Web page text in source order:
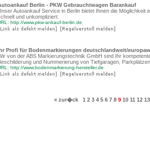
Berlin - PKW Gebrauchtwagen Barankauf
Autoankauf Service in Berlin bietet Ihnen die Möglichkeit
und unkompliziert.
http://www.pkw-ankauf-berlin.de
Profi für Bodenmarkierungen deutschlandweit/
von der ABS Markierungstechnik GmbH sind Ihr
und Nummerierung von Tiefgaragen,
http://www.bodenmarkierung-hersteller.de
« zur�ck 1 2 3 4 5 6 7 8 9 10 11 12 13